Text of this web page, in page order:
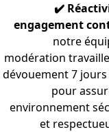
✔️
engagement
notre
modération
dévouement 7
pour
environnement
et